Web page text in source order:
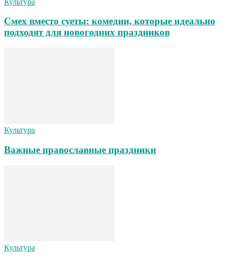
Смех вместо суеты: комедии, которые идеально
подходят для новогодних праздников
Культура
Важные православные праздники
Культура